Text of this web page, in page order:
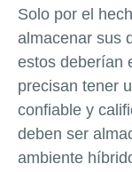
Solo por el
almacenar sus
estos deberían
precisan tener
confiable y
deben ser
ambiente